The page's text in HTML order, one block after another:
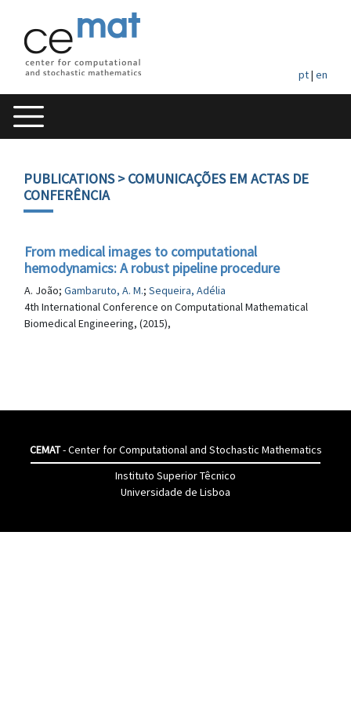
pt| en
PUBLICATIONS> COMUNICAÇÕES EM ACTAS DE
CONFERÊNCIA
From medical images to computational
hemodynamics: A robust pipeline procedure
A. João; Gambaruto, A. M.; Sequeira, Adélia
4th International Conference on Computational Mathematical
Biomedical Engineering, (2015),
CEMAT- Center for Computational and Stochastic Mathematics
Instituto Superior Têcnico
Universidade de Lisboa